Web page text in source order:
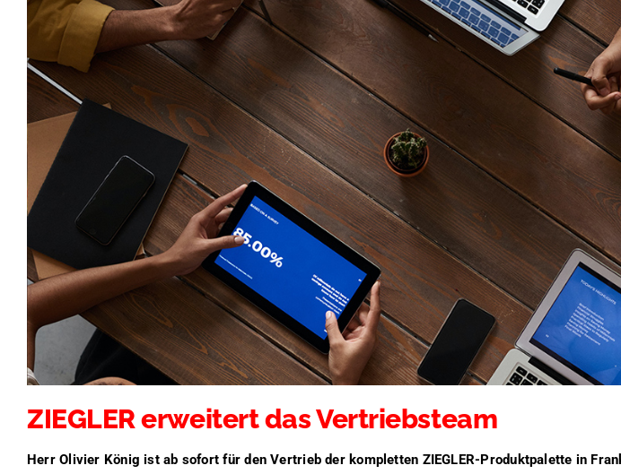
ZIEGLER erweitert das Vertriebsteam
Herr Olivier König ist ab sofort für den Vertrieb der kompletten ZIEGLER-Produktpalette in